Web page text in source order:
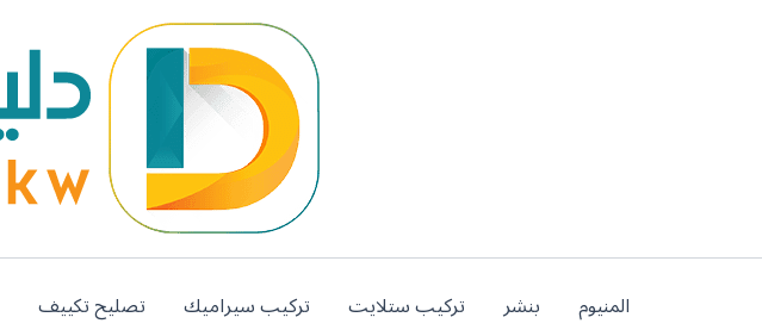
المنيوم بنشر تركيب ستلايت تركيب سيراميك تصليح تكييف